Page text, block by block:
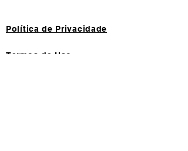
Política de Privacidade
Termos de Uso